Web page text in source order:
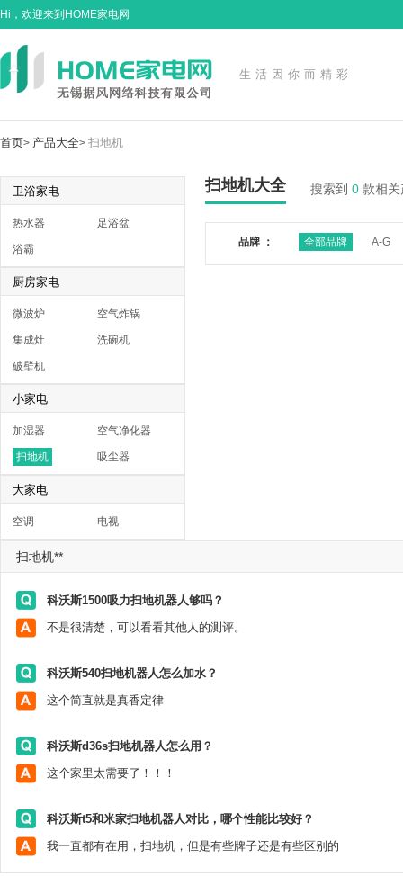
Hi，欢迎来到HOME家电网
生活因你而精彩
首页> 产品大全> 扫地机
卫浴家电
热水器 足浴盆
浴霸
厨房家电
微波炉 空气炸锅
集成灶 洗碗机
破壁机
小家电
加湿器 空气净化器
扫地机 吸尘器
大家电
空调 电视
扫地机大全 搜索到 0 款相关
品牌 ： 全部品牌 A-G
扫地机**
科沃斯1500吸力扫地机器人够吗？
不是很清楚，可以看看其他人的测评。
科沃斯540扫地机器人怎么加水？
这个简直就是真香定律
科沃斯d36s扫地机器人怎么用？
这个家里太需要了！！！
科沃斯t5和米家扫地机器人对比，哪个性能比较好？
我一直都有在用，扫地机，但是有些牌子还是有些区别的